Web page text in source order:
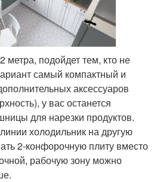
метра, подойдет тем, кто не
самый компактный и
аксессуаров
у вас останется
для нарезки продуктов.
холодильник на другую
2-конфорочную плиту вместо
рабочую зону можно